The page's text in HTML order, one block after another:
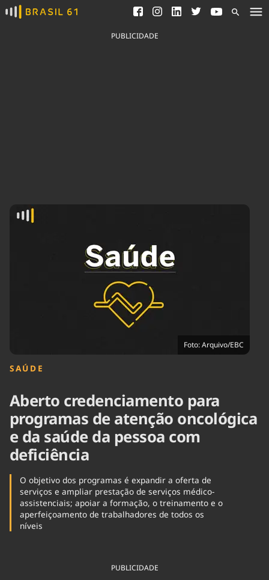
Ver todas as notícias
Saneamento
Indicadores
Agronegócios
Economia
Educação
Infraestrutura
Internacional
Política
Saúde
Tempo
PUBLICIDADE
Foto: Arquivo/EBC
SAÚDE
Aberto credenciamento para
programas de atenção oncológica
e da saúde da pessoa com
deficiência
O objetivo dos programas é expandir a oferta de
serviços e ampliar prestação de serviços médico-
assistenciais; apoiar a formação, o treinamento e o
aperfeiçoamento de trabalhadores de todos os
níveis
PUBLICIDADE